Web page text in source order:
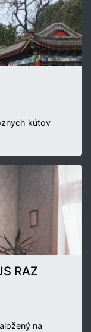
kútov
RAZ
na